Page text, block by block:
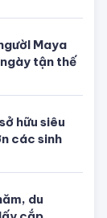
nay
giáp
nay
giáp
nay
giáp